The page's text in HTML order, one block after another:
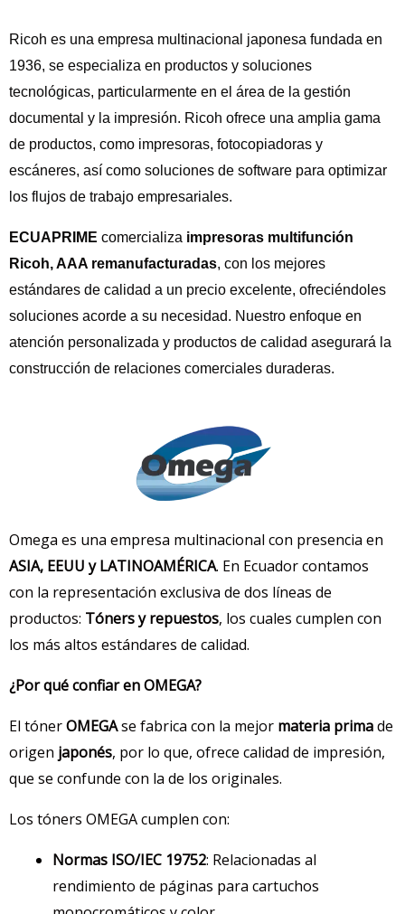
Ricoh es una empresa multinacional japonesa fundada en
1936, se especializa en productos y soluciones
tecnológicas, particularmente en el área de la gestión
documental y la impresión. Ricoh ofrece una amplia gama
de productos, como impresoras, fotocopiadoras y
escáneres, así como soluciones de software para optimizar
los flujos de trabajo empresariales.
ECUAPRIME comercializa impresoras multifunción
Ricoh, AAA remanufacturadas, con los mejores
estándares de calidad a un precio excelente, ofreciéndoles
soluciones acorde a su necesidad. Nuestro enfoque en
atención personalizada y productos de calidad asegurará la
construcción de relaciones comerciales duraderas.
Omega es una empresa multinacional con presencia en
ASIA, EEUU y LATINOAMÉRICA. En Ecuador contamos
con la representación exclusiva de dos líneas de
productos: Tóners y repuestos, los cuales cumplen con
los más altos estándares de calidad.
¿Por qué confiar en OMEGA?
El tónerOMEGAse fabrica con la mejor materia primade
origen japonés, por lo que, ofrece calidad de impresión,
que se confunde con la de los originales.
Los tóners OMEGA cumplen con:
Normas ISO/IEC 19752: Relacionadas al
rendimiento de páginas para cartuchos